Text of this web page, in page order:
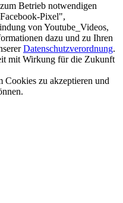
Betrieb notwendigen
Pixel",
von Youtube_Videos,
dazu und zu Ihren
Datenschutzverordnung.
mit Wirkung für die Zukunft
Cookies zu akzeptieren und